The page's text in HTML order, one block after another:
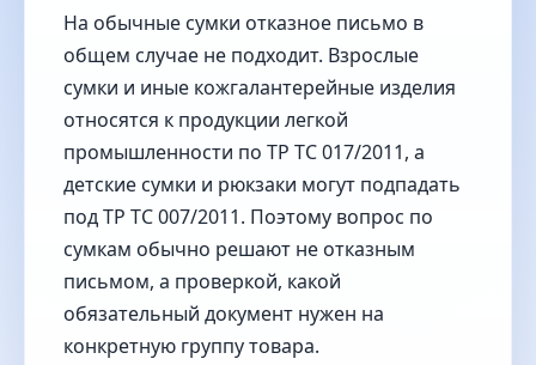
На обычные сумки отказное письмо в
общем случае не подходит. Взрослые
сумки и иные кожгалантерейные изделия
относятся к продукции легкой
промышленности по ТР ТС 017/2011, а
детские сумки и рюкзаки могут подпадать
под ТР ТС 007/2011. Поэтому вопрос по
сумкам обычно решают не отказным
письмом, а проверкой, какой
обязательный документ нужен на
конкретную группу товара.